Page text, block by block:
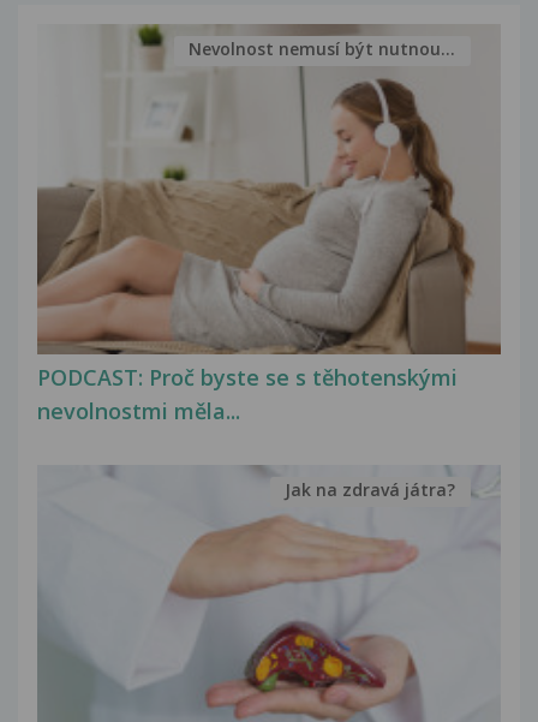
PODCAST: Proč byste se s těhotenskými
nevolnostmi měla...
Nevolnost nemusí být nutnou...
Jak na zdravá játra?